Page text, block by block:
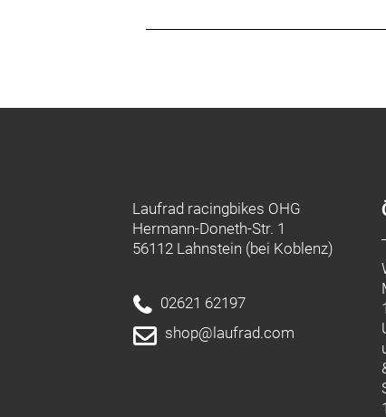
Laufrad racingbikes OHG
Hermann-Doneth-Str. 1
56112 Lahnstein (bei Koblenz)
02621 62197
shop@laufrad.com